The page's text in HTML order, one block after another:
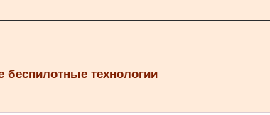
беспилотные технологии